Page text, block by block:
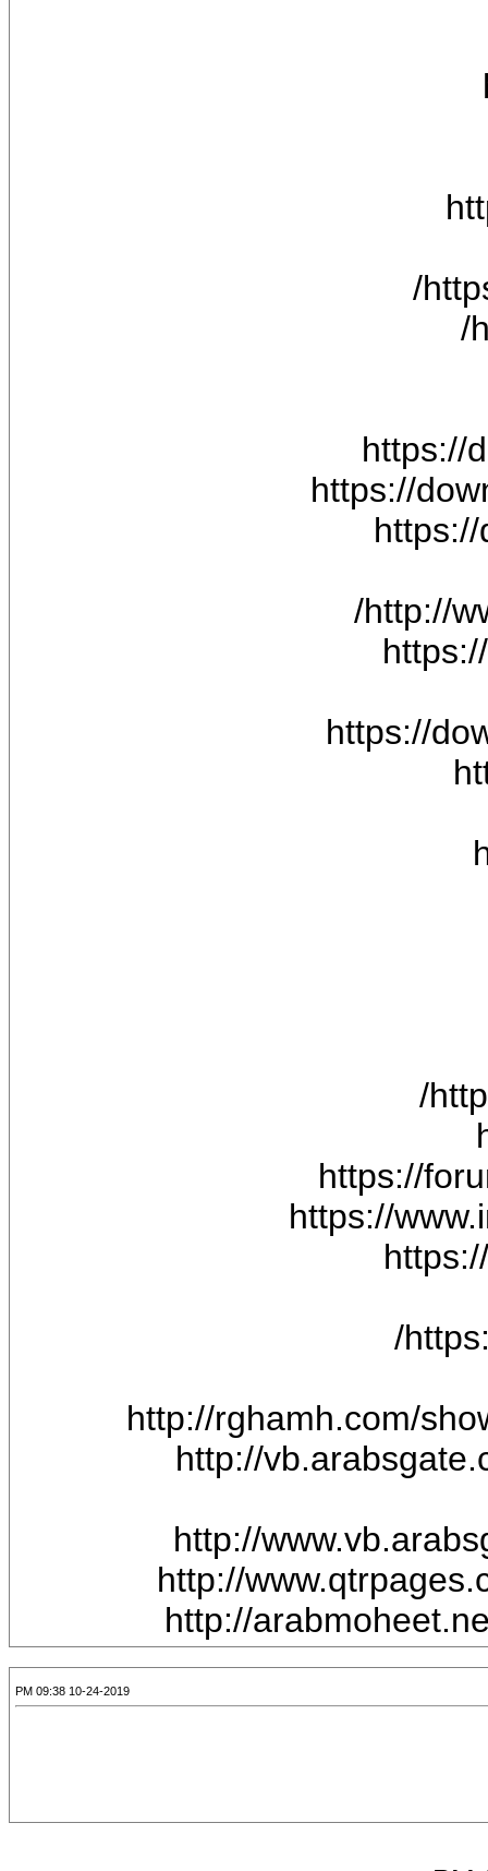
https://
https://
http://
https://
https://
https://
http://rghamh.com/
http://
http://
http://
http://
10-24-2019 09:38 PM